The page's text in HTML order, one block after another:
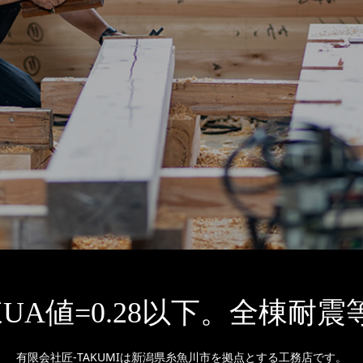
値=0.28以下。全棟耐震
有限会社匠-TAKUMIは新潟県糸魚川市を拠点とする工務店です。